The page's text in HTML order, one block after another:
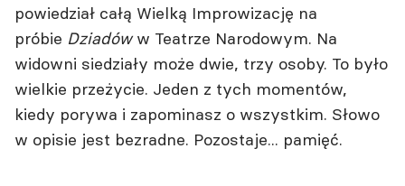
powiedział całą Wielką Improwizację na
próbie Dziadóww Teatrze Narodowym. Na
widowni siedziały może dwie, trzy osoby. To było
wielkie przeżycie. Jeden z tych momentów,
kiedy porywa i zapominasz o wszystkim. Słowo
w opisie jest bezradne. Pozostaje... pamięć.